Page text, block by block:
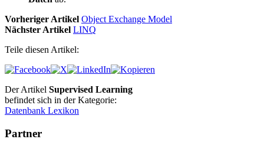
Vorheriger Artikel Object Exchange Model
Nächster Artikel LINQ
Teile diesen Artikel:
Der Artikel Supervised Learning
befindet sich in der Kategorie:
Datenbank Lexikon
Partner